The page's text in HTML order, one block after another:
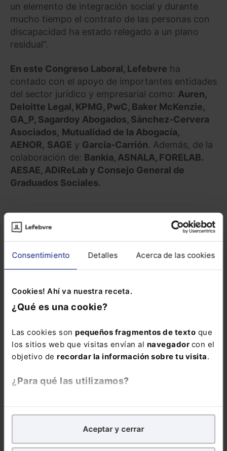
Consentimiento Detalles Acerca de las cookies
Cookies! Ahí va nuestra receta.
¿Qué es una cookie?
Las cookies son pequeños fragmentos de texto que
los sitios web que visitas envían al navegador con el
objetivo de recordar la información sobre tu visita.
¿Para qué las utilizamos?
analíticospara tratar demejorar tu experienciaen
nuestra página web. También con fines publicitarios,
para poder mostrarte publicidad y contenidos de tu
Aceptar y cerrar
un elemento de integración social y durante
mucho tiempo el contrato de las personas con
discapacidad ha estado relegado a un plano
residual”.
En este Congreso Laboral, Lefebvre ha
contado con el apoyo de importantes entidades
del sector jurídico y empresarial como: Auren,
Deloitte Legal, KPMG, PwC, Baker McKenzie,
GA_P, Sagardoy Abogados, Sánchez-Cervera
Asociados, Mutualidad de la Abogacía,
AENOR, SAGE y García-Carrión. Además, de la
colaboración de: Bankia, ASNALA, FORELAB.
AESAE, ADiReLab y Consejo General de
Graduados Sociales.
DERECHO LABORAL
2026
La obra mejor
Seguridad Social
en un único